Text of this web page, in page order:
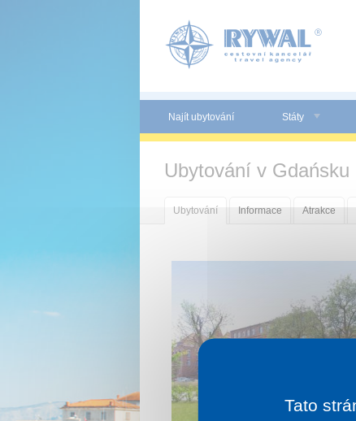
Najít ubytování Státy
Ubytování v Gdańsku
Ubytování Informace Atrakce
Tato